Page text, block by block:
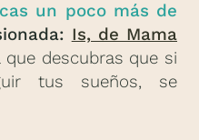
un poco más de
Is, de Mama
que descubras que si
tus sueños, se